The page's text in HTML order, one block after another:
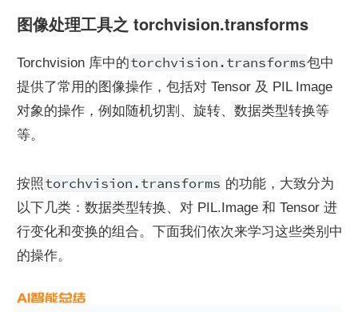
图像处理工具之 torchvision.transforms
Torchvision 库中的torchvision.transforms包中
提供了常用的图像操作，包括对 Tensor 及 PIL Image
对象的操作，例如随机切割、旋转、数据类型转换等
等。
按照 torchvision.transforms 的功能，大致分为
以下几类：数据类型转换、对 PIL.Image 和 Tensor 进
行变化和变换的组合。下面我们依次来学习这些类别中
的操作。